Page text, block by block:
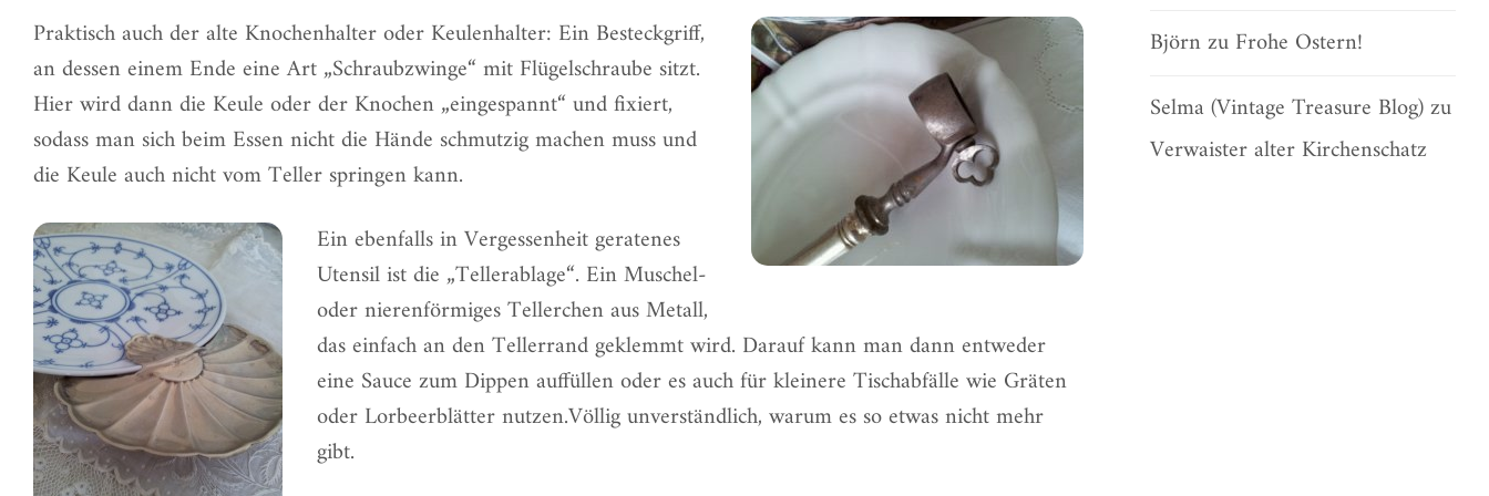
Praktisch auch der alte Knochenhalter oder Keulenhalter: Ein Besteckgriff,
an dessen einem Ende eine Art „Schraubzwinge“ mit Flügelschraube sitzt.
Hier wird dann die Keule oder der Knochen „eingespannt“ und fixiert,
sodass man sich beim Essen nicht die Hände schmutzig machen muss und
die Keule auch nicht vom Teller springen kann.
Ein ebenfalls in Vergessenheit geratenes
Utensil ist die „Tellerablage“. Ein Muschel-
oder nierenförmiges Tellerchen aus Metall,
das einfach an den Tellerrand geklemmt wird. Darauf kann man dann entweder
eine Sauce zum Dippen auffüllen oder es auch für kleinere Tischabfälle wie Gräten
oder Lorbeerblätter nutzen.Völlig unverständlich, warum es so etwas nicht mehr
gibt.
BjörnzuFrohe Ostern!
Selma (Vintage Treasure Blog)zu
Verwaister alter Kirchenschatz